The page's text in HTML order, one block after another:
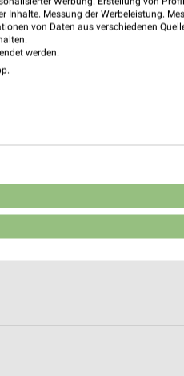
Messung der Werbeleistung.
von Daten aus verschiedenen
werden.